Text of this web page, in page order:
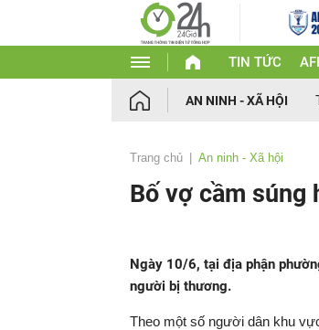
TIN TỨC
AN NINH - XÃ HỘI
Trang chủ An ninh - Xã hội
Bố vợ cầm súng
Ngày 10/6, tại địa phận
người bị thương.
Theo một số người dân khu